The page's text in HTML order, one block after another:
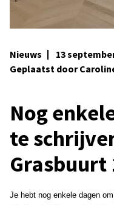
Nieuws
13
Geplaatst door
Nog
te
Grasbuurt
Je hebt nog enkele dagen